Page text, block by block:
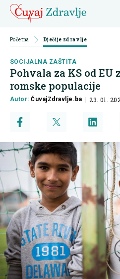
Početna Dječije zdravlje
SOCIJALNA ZAŠTITA
Pohvala za KS od EU
romske populacije
Autor:ČuvajZdravlje.ba 23. 01.